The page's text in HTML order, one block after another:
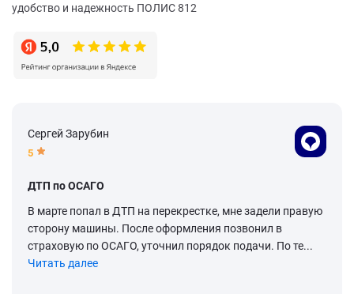
удобство и надежность ПОЛИС 812
Сергей Зарубин
5
ДТП по ОСАГО
В марте попал в ДТП на перекрестке, мне задели правую
сторону машины. После оформления позвонил в
страховую по ОСАГО, уточнил порядок подачи. По те...
Читать далее